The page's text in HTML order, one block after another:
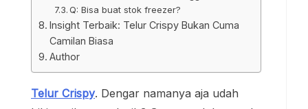
Q: Bisa buat stok freezer?
Insight Terbaik: Telur Crispy Bukan Cuma
Camilan Biasa
Author
Telur Crispy. Dengar namanya aja udah